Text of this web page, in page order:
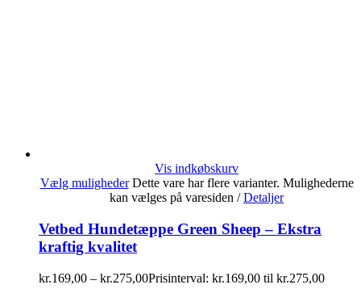
Vis indkøbskurv
Vælg muligheder Dette vare har flere varianter. Mulighederne
kan vælges på varesiden / Detaljer
Vetbed Hundetæppe Green Sheep – Ekstra
kraftig kvalitet
kr.169,00 – kr.275,00Prisinterval: kr.169,00 til kr.275,00